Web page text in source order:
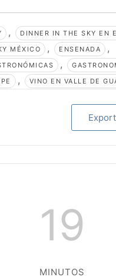
, DINNER IN THE SKY EN
MÉXICO , ENSENADA ,
,
, VINO EN VALLE DE
19
MINUTOS